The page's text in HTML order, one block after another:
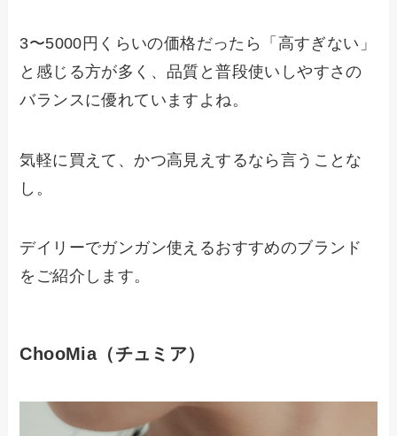
3〜5000円くらいの価格だったら「高すぎない」
と感じる方が多く、品質と普段使いしやすさの
バランスに優れていますよね。
気軽に買えて、かつ高見えするなら言うことな
し。
デイリーでガンガン使えるおすすめのブランド
をご紹介します。
ChooMia（チュミア）